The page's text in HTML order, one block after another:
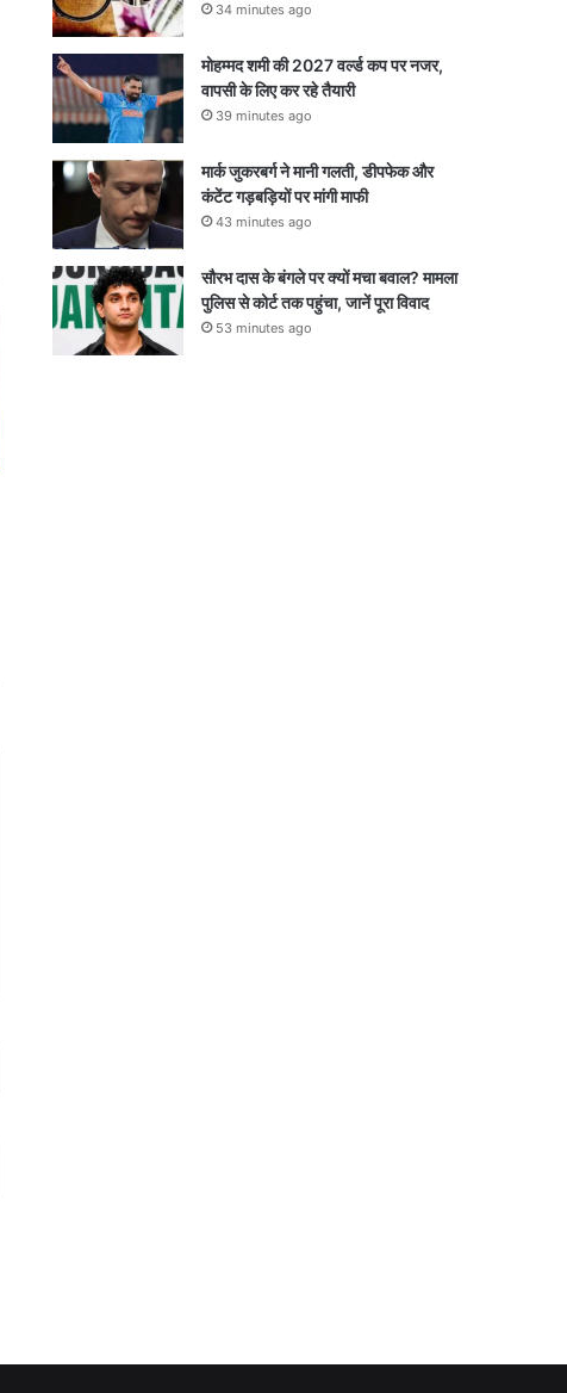
34 minutes ago
मोहम्मद शमी की 2027 वर्ल्ड कप पर नजर,
वापसी के लिए कर रहे तैयारी
39 minutes ago
मार्क जुकरबर्ग ने मानी गलती, डीपफेक और
कंटेंट गड़बड़ियों पर मांगी माफी
43 minutes ago
सौरभ दास के बंगले पर क्यों मचा बवाल? मामला
पुलिस से कोर्ट तक पहुंचा, जानें पूरा विवाद
53 minutes ago